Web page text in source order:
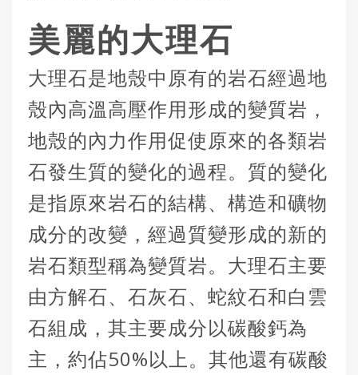
美麗的大理石
大理石是地殼中原有的岩石經過地
殼內高溫高壓作用形成的變質岩，
地殼的內力作用促使原來的各類岩
石發生質的變化的過程。質的變化
是指原來岩石的結構、構造和礦物
成分的改變，經過質變形成的新的
岩石類型稱為變質岩。大理石主要
由方解石、石灰石、蛇紋石和白雲
石組成，其主要成分以碳酸鈣為
主，約佔50%以上。其他還有碳酸